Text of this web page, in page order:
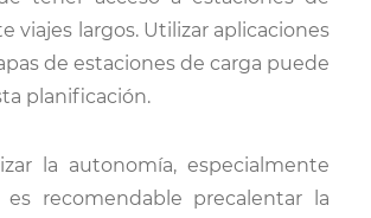
viajes largos. Utilizar aplicaciones
de estaciones de carga puede
planificación.
la autonomía, especialmente
es recomendable precalentar la